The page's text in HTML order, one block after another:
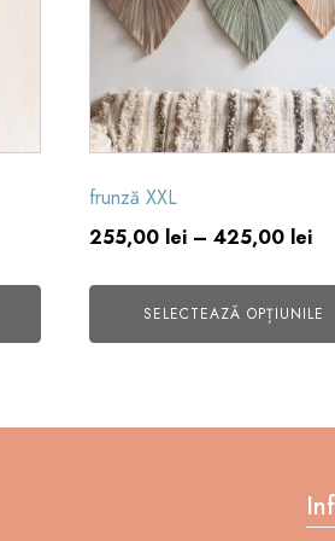
frunză XXL
255,00 lei – 425,00 lei
SELECTEAZĂ OPȚIUNILE
variații.
Opțiunile
pot
fi
alese
pagina
produsului.